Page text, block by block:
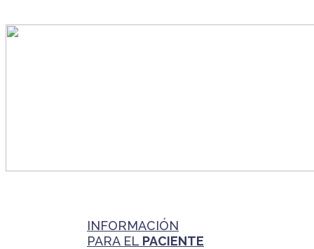
INFORMACIÓN
PARA EL PACIENTE